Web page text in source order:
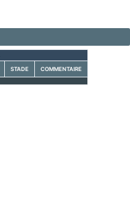
STADE COMMENTAIRE